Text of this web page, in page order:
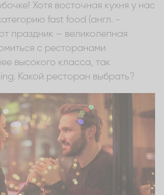
Хотя восточная кухня у нас
fast food (англ. -
праздник – великолепная
с ресторанами
высокого класса, так
Какой ресторан выбрать?